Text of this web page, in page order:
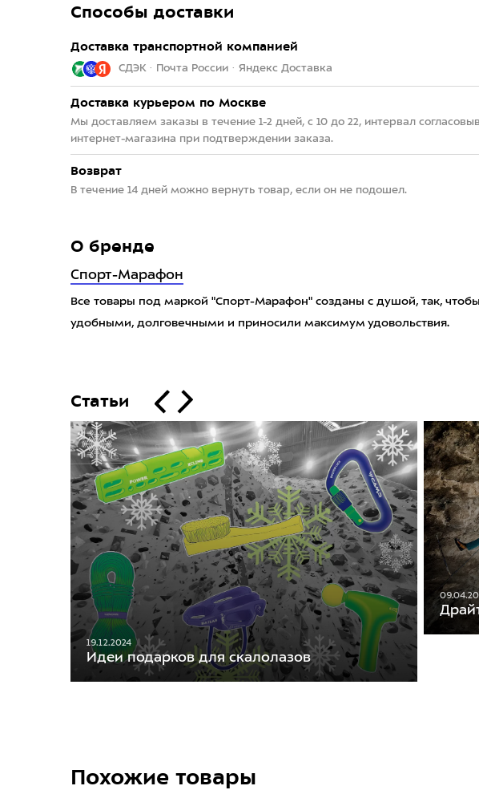
Способы доставки
Доставка транспортной компанией
СДЭК · Почта России · Яндекс Доставка
Доставка курьером по Москве
Мы доставляем заказы в течение 1-2 дней, с 10 до 22, интервал
интернет-магазина при подтверждении заказа.
Возврат
В течение 14 дней можно вернуть товар, если он не подошел.
О бренде
Спорт-Марафон
Все товары под маркой "Спорт-Марафон" созданы с душой, так,
удобными, долговечными и приносили максимум удовольствия.
Статьи
19.12.2024
Идеи подарков для скалолазов
Похожие товары